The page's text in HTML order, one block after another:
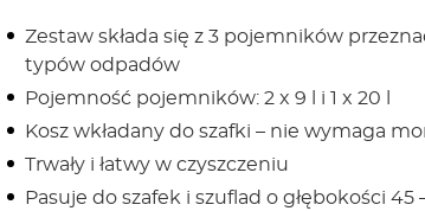
Zestaw składa się z 3 pojemników
typów odpadów
Pojemność pojemników: 2 x 9 l i 1 x 20 l
Kosz wkładany do szafki – nie wymaga
Trwały i łatwy w czyszczeniu
Pasuje do szafek i szuflad o głębokości